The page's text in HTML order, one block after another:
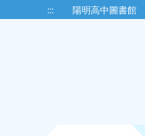
::: 陽明高中圖書館